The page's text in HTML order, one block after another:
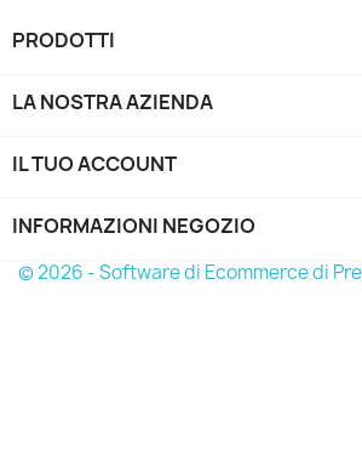
PRODOTTI
LA NOSTRA AZIENDA
IL TUO ACCOUNT
INFORMAZIONI NEGOZIO
© 2026 - Software di Ecommerce di